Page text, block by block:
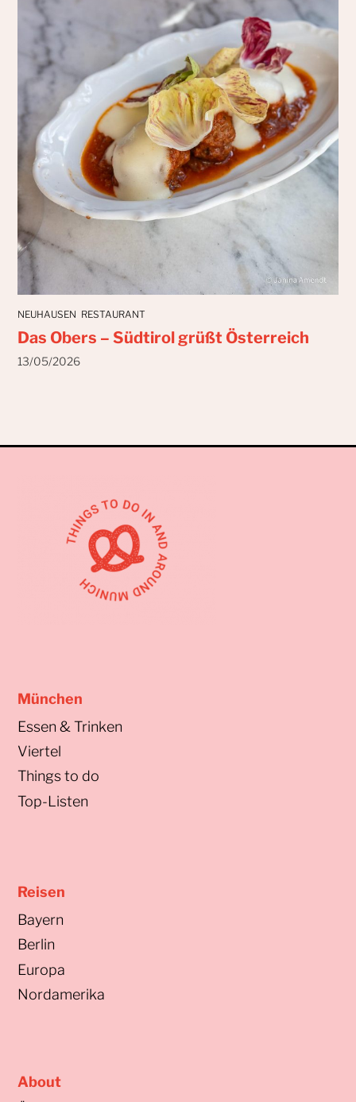
NEUHAUSEN RESTAURANT
Das Obers – Südtirol grüßt Österreich
13/05/2026
München
Essen & Trinken
Viertel
Things to do
Top-Listen
Reisen
Bayern
Berlin
Europa
Nordamerika
About